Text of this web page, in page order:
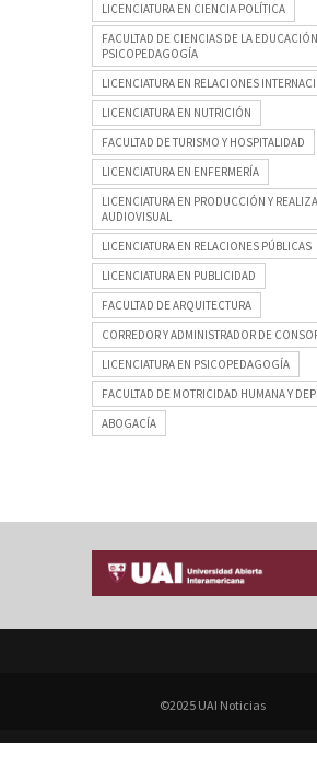
LICENCIATURA EN CIENCIA POLÍTICA
FACULTAD DE CIENCIAS DE LA
PSICOPEDAGOGÍA
LICENCIATURA EN RELACIONES
LICENCIATURA EN NUTRICIÓN
FACULTAD DE TURISMO Y HOSPITALIDAD
LICENCIATURA EN ENFERMERÍA
LICENCIATURA EN PRODUCCIÓN Y
AUDIOVISUAL
LICENCIATURA EN RELACIONES PÚBLICAS
LICENCIATURA EN PUBLICIDAD
FACULTAD DE ARQUITECTURA
CORREDOR Y ADMINISTRADOR DE
LICENCIATURA EN PSICOPEDAGOGÍA
FACULTAD DE MOTRICIDAD HUMANA Y
ABOGACÍA
©2025 UAI Noticias